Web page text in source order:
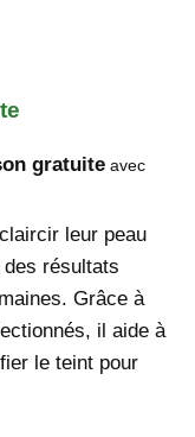
gratuite avec
leur peau
des résultats
Grâce à
il aide à
le teint pour